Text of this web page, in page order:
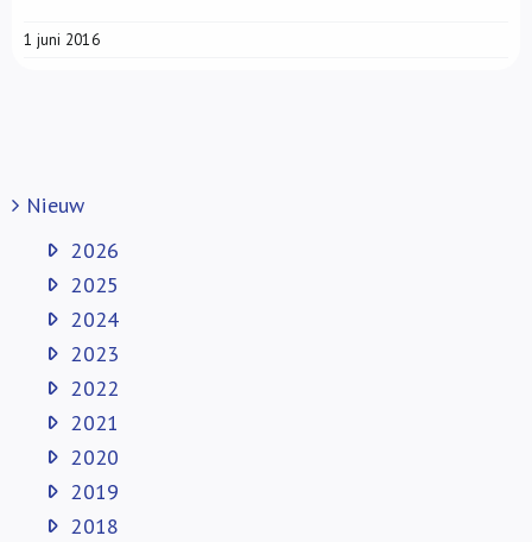
1 juni 2016
Nieuw
2026
2025
2024
2023
2022
2021
2020
2019
2018